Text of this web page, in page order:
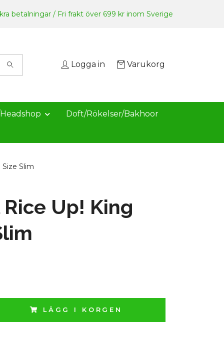
betalningar / Fri frakt över 699 kr inom Sverige
Logga in Varukorg
Doft/Rökelser/Bakhoor
Size Slim
Up! King
LÄGG I KORGEN